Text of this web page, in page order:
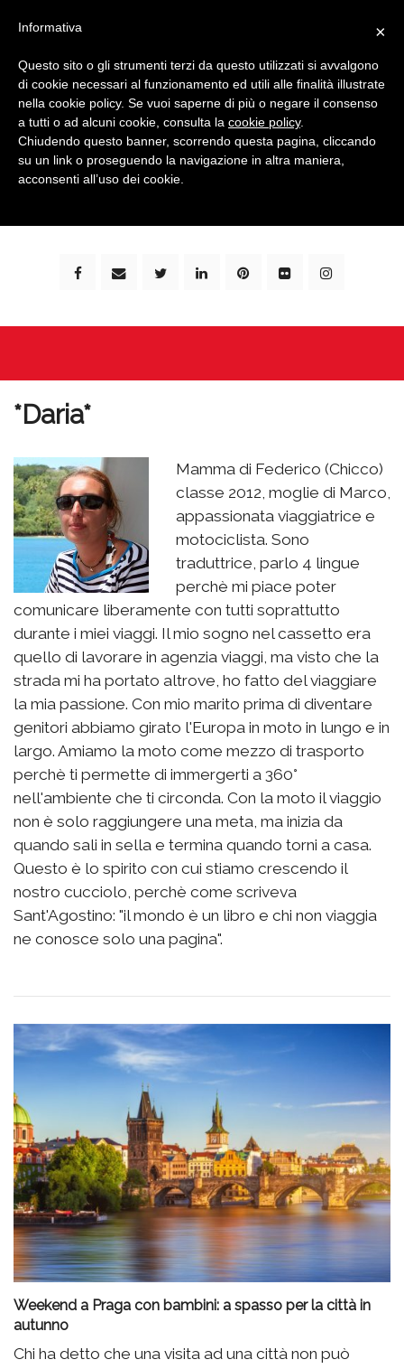
bimbi e viaggi - family travel blog: community #1 in
*Daria*
Mamma di Federico (Chicco)
classe 2012, moglie di Marco,
appassionata viaggiatrice e
motociclista. Sono
traduttrice, parlo 4 lingue
perchè mi piace poter
comunicare liberamente con tutti soprattutto
durante i miei viaggi. Il mio sogno nel cassetto era
quello di lavorare in agenzia viaggi, ma visto che la
strada mi ha portato altrove, ho fatto del viaggiare
la mia passione. Con mio marito prima di diventare
genitori abbiamo girato l'Europa in moto in lungo e in
largo. Amiamo la moto come mezzo di trasporto
perchè ti permette di immergerti a 360°
nell'ambiente che ti circonda. Con la moto il viaggio
non è solo raggiungere una meta, ma inizia da
quando sali in sella e termina quando torni a casa.
Questo è lo spirito con cui stiamo crescendo il
nostro cucciolo, perchè come scriveva
Sant'Agostino: "il mondo è un libro e chi non viaggia
ne conosce solo una pagina".
Weekend a Praga con bambini: a spasso per la città in
autunno
Chi ha detto che una visita ad una città non può
×
Informativa
Questo sito o gli strumenti terzi da questo utilizzati si avvalgono
di cookie necessari al funzionamento ed utili alle finalità illustrate
nella cookie policy. Se vuoi saperne di più o negare il consenso
a tutti o ad alcuni cookie, consulta la cookie policy.
Chiudendo questo banner, scorrendo questa pagina, cliccando
su un link o proseguendo la navigazione in altra maniera,
acconsenti all’uso dei cookie.